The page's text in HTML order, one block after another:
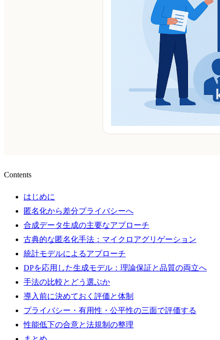
Contents
はじめに
匿名化から差分プライバシーへ
合成データ生成の主要なアプローチ
古典的な匿名化手法：マイクロアグリゲーション
統計モデルによるアプローチ
DPを応用した生成モデル：理論保証と品質の両立へ
手法の比較とどう選ぶか
導入前に決めておく評価と体制
プライバシー・有用性・公平性の三面で評価する
性能低下の合意と法規制の整理